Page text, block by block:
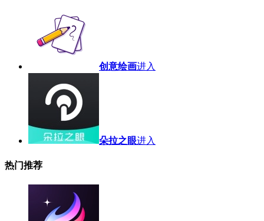
创意绘画进入
朵拉之眼进入
热门推荐